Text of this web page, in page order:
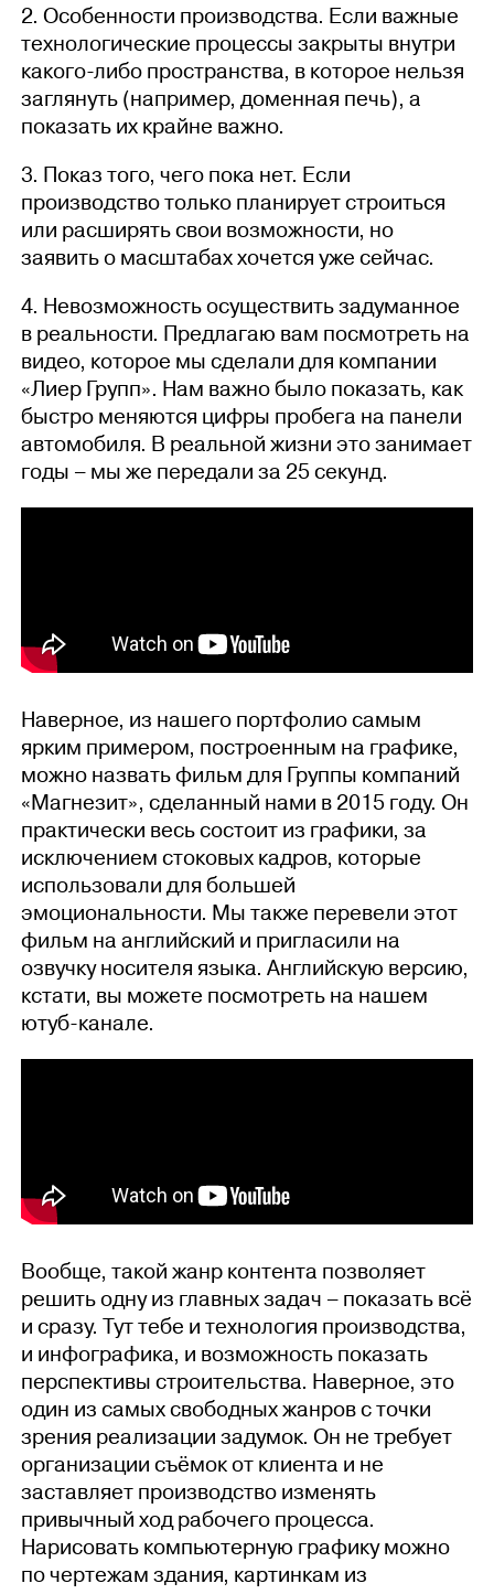
2. Особенности производства. Если важные
технологические процессы закрыты внутри
какого-либо пространства, в которое нельзя
заглянуть (например, доменная печь), а
показать их крайне важно.
3. Показ того, чего пока нет. Если
производство только планирует строиться
или расширять свои возможности, но
заявить о масштабах хочется уже сейчас.
4. Невозможность осуществить задуманное
в реальности. Предлагаю вам посмотреть на
видео, которое мы сделали для компании
«Лиер Групп». Нам важно было показать, как
быстро меняются цифры пробега на панели
автомобиля. В реальной жизни это занимает
годы – мы же передали за 25 секунд.
Наверное, из нашего портфолио самым
ярким примером, построенным на графике,
можно назвать фильм для Группы компаний
«Магнезит», сделанный нами в 2015 году. Он
практически весь состоит из графики, за
исключением стоковых кадров, которые
использовали для большей
эмоциональности. Мы также перевели этот
фильм на английский и пригласили на
озвучку носителя языка. Английскую версию,
кстати, вы можете посмотреть на нашем
ютуб-канале.
Вообще, такой жанр контента позволяет
решить одну из главных задач – показать всё
и сразу. Тут тебе и технология производства,
и инфографика, и возможность показать
перспективы строительства. Наверное, это
один из самых свободных жанров с точки
зрения реализации задумок. Он не требует
организации съёмок от клиента и не
заставляет производство изменять
привычный ход рабочего процесса.
Нарисовать компьютерную графику можно
по чертежам здания, картинкам из